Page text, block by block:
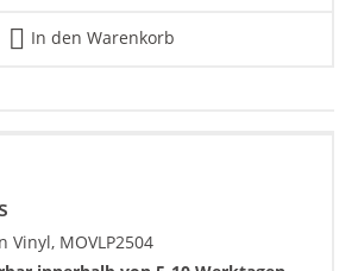
In den Warenkorb
Vinyl, MOVLP2504